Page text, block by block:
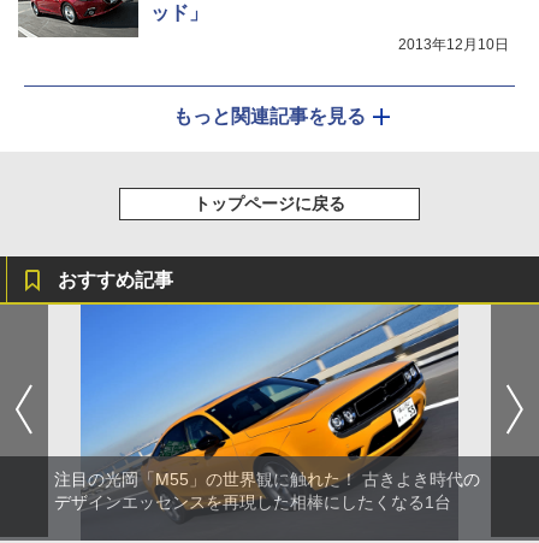
ッド」
2013年12月10日
もっと関連記事を見る
トップページに戻る
おすすめ記事
注目の光岡「M55」の世界観に触れた！ 古きよき時代の
デザインエッセンスを再現した相棒にしたくなる1台